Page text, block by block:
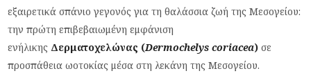
εξαιρετικά σπάνιο γεγονός για τη θαλάσσια ζωή της Μεσογείου:
την πρώτη επιβεβαιωμένη εμφάνιση
ενήλικης Δερματοχελώνας (Dermochelys coriacea) σε
προσπάθεια ωοτοκίας μέσα στη λεκάνη της Μεσογείου.